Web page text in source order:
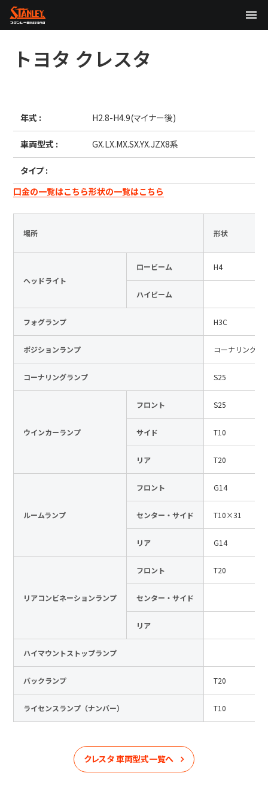
日本語 English 中文
製品検索
全て
VFHY1104P、LLF0111A、ULR4B、SL035
企業情報
テクノロジー
サステナビリティ
株主・投資家情報
ニュース
トヨタ クレスタ
年式 : H2.8-H4.9(マイナー後)
車両型式 : GX.LX.MX.SX.YX.JZX8系
タイプ :
口金の一覧はこちら形状の一覧はこちら
場所 形状
ヘッドライト
ロービーム H4
ハイビーム
フォグランプ H3C
ポジションランプ コーナリングと
コーナリングランプ S25
ウインカーランプ
フロント S25
サイド T10
リア T20
ルームランプ
フロント G14
センター・サイド T10×31
リア G14
リアコンビネーションランプ
フロント T20
センター・サイド
リア
ハイマウントストップランプ
バックランプ T20
ライセンスランプ（ナンバー） T10
クレスタ車両型式一覧へ